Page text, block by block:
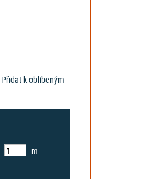
Přidat k oblíbeným
m